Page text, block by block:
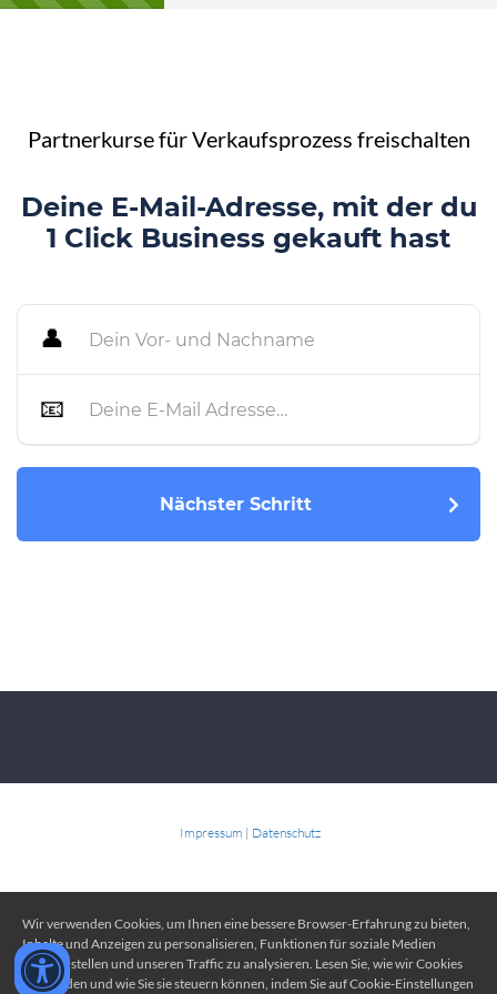
Partnerkurse für Verkaufsprozess freischalten
Deine E-Mail-Adresse, mit der du
1 Click Business gekauft hast
👤
📧
Nächster Schritt
Impressum | Datenschutz
Wir verwenden Cookies, um Ihnen eine bessere Browser-Erfahrung zu bieten,
Inhalte und Anzeigen zu personalisieren, Funktionen für soziale Medien
bereitzustellen und unseren Traffic zu analysieren. Lesen Sie, wie wir Cookies
verwenden und wie Sie sie steuern können, indem Sie auf Cookie-Einstellungen